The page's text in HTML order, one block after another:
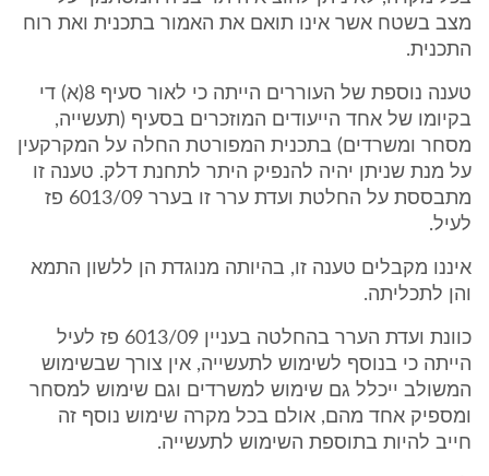
מצב בשטח אשר אינו תואם את האמור בתכנית ואת רוח
התכנית.
טענה נוספת של העוררים הייתה כי לאור סעיף 8(א) די
בקיומו של אחד הייעודים המוזכרים בסעיף (תעשייה,
מסחר ומשרדים) בתכנית המפורטת החלה על המקרקעין
על מנת שניתן יהיה להנפיק היתר לתחנת דלק. טענה זו
מתבססת על החלטת ועדת ערר זו בערר 6013/09 פז
לעיל.
איננו מקבלים טענה זו, בהיותה מנוגדת הן ללשון התמא
והן לתכליתה.
כוונת ועדת הערר בהחלטה בעניין 6013/09 פז לעיל
הייתה כי בנוסף לשימוש לתעשייה, אין צורך שבשימוש
המשולב ייכלל גם שימוש למשרדים וגם שימוש למסחר
ומספיק אחד מהם, אולם בכל מקרה שימוש נוסף זה
חייב להיות בתוספת השימוש לתעשייה.